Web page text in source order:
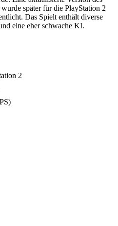
später für die PlayStation 2
Das Spielt enthält diverse
eine eher schwache KI.
2